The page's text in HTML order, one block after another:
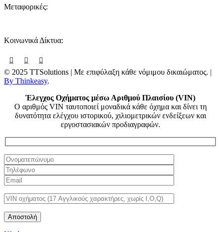
Μεταφορικές:
Κοινωνικά Δίκτυα:
© 2025 TTSolutions | Με επιφύλαξη κάθε νόμιμου δικαιώματος. |
By Thinkeasy.
Έλεγχος Οχήματος μέσω Αριθμού Πλαισίου (VIN)
Ο αριθμός VIN ταυτοποιεί μοναδικά κάθε όχημα και δίνει τη
δυνατότητα ελέγχου ιστορικού, χιλιομετρικών ενδείξεων και
εργοστασιακών προδιαγραφών.